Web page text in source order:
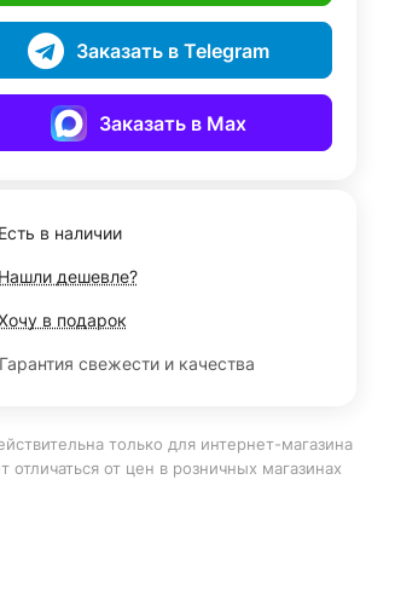
Заказать в Telegram
Заказать в Max
Есть в наличии
Нашли дешевле?
в подарок
Гарантия свежести и качества
только для интернет-магазина
отличаться от цен в розничных магазинах